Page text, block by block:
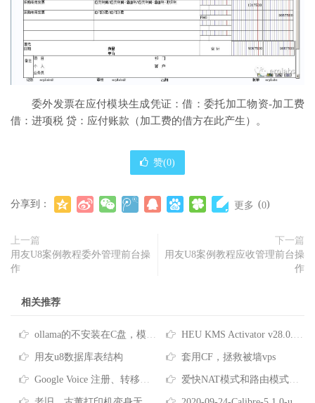
委外发票在应付模块生成凭证：借：委托加工物资-加工费
借：进项税 贷：应付账款（加工费的借方在此产生）。
赞(0)
分享到： 更多 (0)
上一篇
用友U8案例教程委外管理前台操
作
下一篇
用友U8案例教程应收管理前台操
作
相关推荐
ollama的不安装在C盘，模型下载到其他盘 HEU KMS Activator v28.0.0 全能系统数字许可激活工具
用友u8数据库表结构 套用CF，拯救被墙vps
Google Voice 注册、转移、使用教程 爱快NAT模式和路由模式的区别及12级路由互访